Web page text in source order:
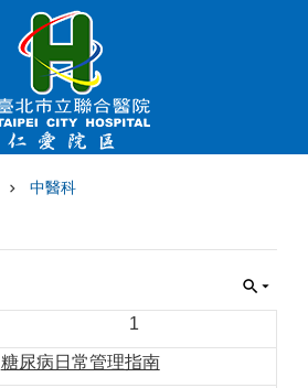
中醫科
1
糖尿病日常管理指南